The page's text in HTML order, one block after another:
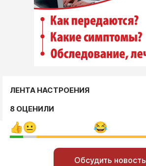
ЛЕНТА НАСТРОЕНИЯ
8 ОЦЕНИЛИ
Обсудить новость